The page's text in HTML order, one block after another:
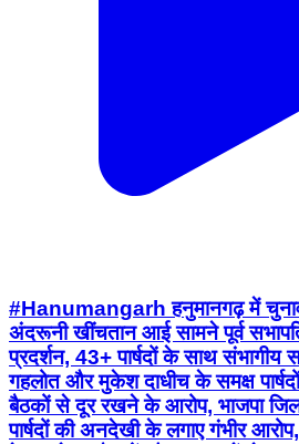
#Hanumangarh हनुमानगढ़ में
अंदरूनी खींचतान आई सामने पूर्व
प्रदर्शन, 43+ पार्षदों के साथ संभागीय
गहलोत और मुकेश दाधीच के समक्ष
बैठकों से दूर रखने के आरोप, भाजपा
पार्षदों की अनदेखी के लगाए गंभीर आरोप,